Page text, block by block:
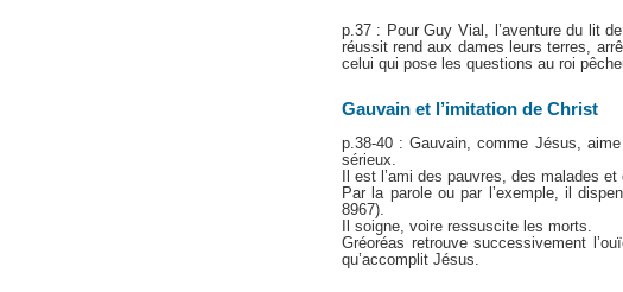
p.37 : Pour Guy Vial, l’aventure du lit
réussit rend aux dames leurs terres,
celui qui pose les questions au roi
Gauvain et l’imitation de Christ
p.38-40 : Gauvain, comme Jésus,
sérieux.
Il est l’ami des pauvres, des malades
Par la parole ou par l’exemple, il
8967).
Il soigne, voire ressuscite les morts.
Gréoréas retrouve successivement
qu’accomplit Jésus.